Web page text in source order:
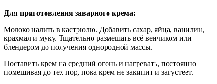
Для приготовления заварного крема:
Молоко налить в кастрюлю. Добавить сахар, яйца, ванилин,
крахмал и муку. Тщательно размешать всё венчиком или
блендером до получения однородной массы.
Поставить крем на средний огонь и нагревать, постоянно
помешивая до тех пор, пока крем не закипит и загустеет.